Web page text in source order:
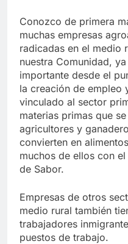
Conozco de primera
muchas empresas
radicadas en el medio
nuestra Comunidad,
importante desde el
la creación de empleo
vinculado al sector
materias primas que
agricultores y
convierten en
muchos de ellos con
de Sabor.
Empresas de otros
medio rural también
trabajadores
puestos de trabajo.